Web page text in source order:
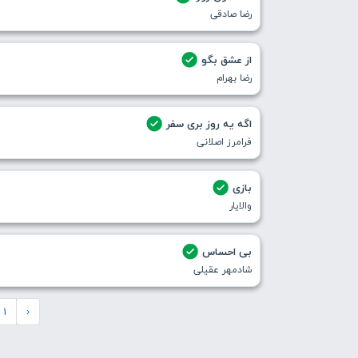
رضا صادقی
از عشق بگو
رضا بهرام
اگه یه روز بری سفر
فرامرز اصلانی
بازی
والایار
بی احساس
شادمهر عقیلی
‹
1